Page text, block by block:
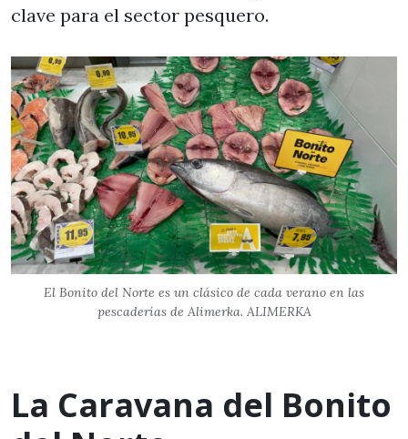
clave para el sector pesquero.
El Bonito del Norte es un clásico de cada verano en las
pescaderías de Alimerka. ALIMERKA
La Caravana del Bonito